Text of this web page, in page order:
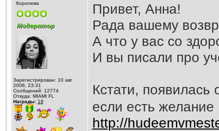
Королева
Зарегистрирован: 10 авг
2008, 23:31
Сообщений: 12774
Откуда: MIAMI FL
Награды: 19
Привет, Анна!
Рада вашему
А что у вас со
И вы писали про
Кстати, появилась
если есть желание
http://